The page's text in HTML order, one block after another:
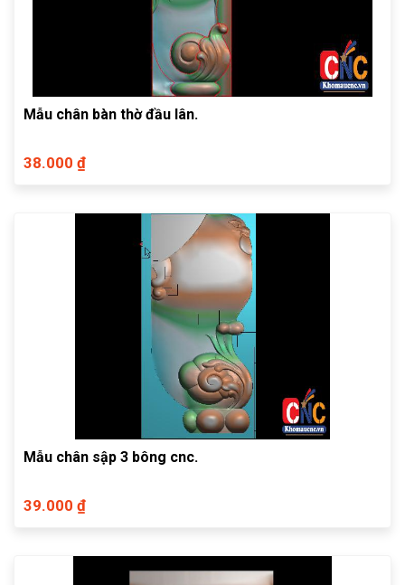
Mẫu chân bàn thờ đầu lân.
38.000 ₫
Mẫu chân sập 3 bông cnc.
39.000 ₫